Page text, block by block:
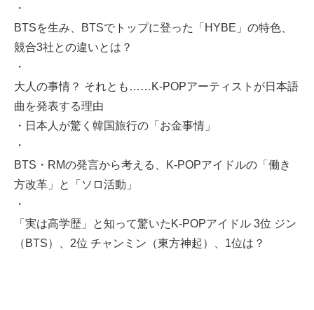
・
BTSを生み、BTSでトップに登った「HYBE」の特色、
競合3社との違いとは？
・
大人の事情？ それとも……K-POPアーティストが日本語
曲を発表する理由
・ 日本人が驚く韓国旅行の「お金事情」
・
BTS・RMの発言から考える、K-POPアイドルの「働き
方改革」と「ソロ活動」
・
「実は高学歴」と知って驚いたK-POPアイドル 3位 ジン
（BTS）、2位 チャンミン（東方神起）、1位は？